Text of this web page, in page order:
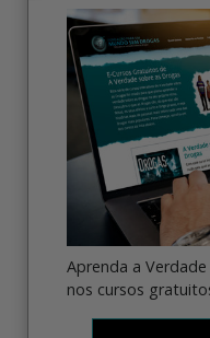
Aprenda a
nos cursos